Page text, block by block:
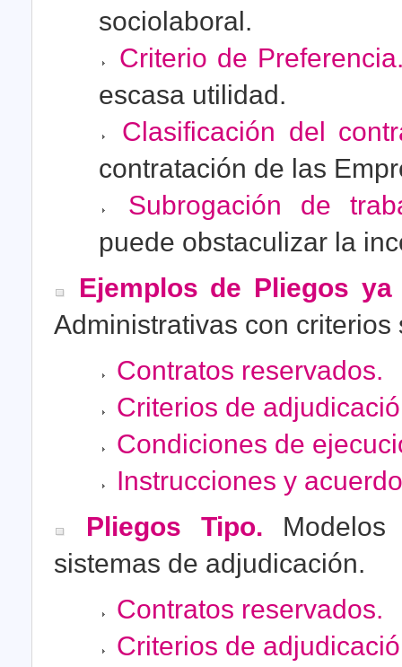
sociolaboral.
Criterio de
escasa utilidad.
Clasificación del
contratación de las
Subrogación de
puede obstaculizar la
Ejemplos de Pliegos ya
Administrativas con criterios
Contratos reservados.
Criterios de
Condiciones de
Instrucciones y
Pliegos Tipo.
sistemas de adjudicación.
Contratos reservados.
Criterios de